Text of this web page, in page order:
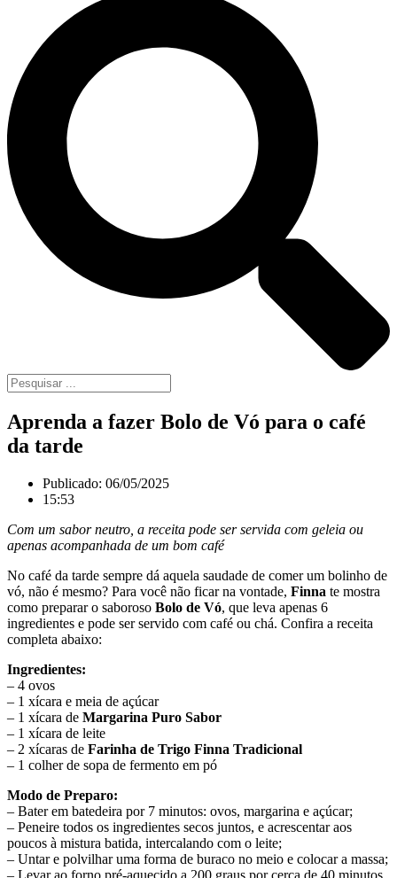
Aprenda a fazer Bolo de Vó para o café
da tarde
Publicado: 06/05/2025
15:53
Com um sabor neutro, a receita pode ser servida com geleia ou
apenas acompanhada de um bom café
No café da tarde sempre dá aquela saudade de comer um bolinho de
vó, não é mesmo? Para você não ficar na vontade, Finna te mostra
como preparar o saboroso Bolo de Vó, que leva apenas 6
ingredientes e pode ser servido com café ou chá. Confira a receita
completa abaixo:
Ingredientes:
– 4 ovos
– 1 xícara e meia de açúcar
– 1 xícara de Margarina Puro Sabor
– 1 xícara de leite
– 2 xícaras de Farinha de Trigo Finna Tradicional
– 1 colher de sopa de fermento em pó
Modo de Preparo:
– Bater em batedeira por 7 minutos: ovos, margarina e açúcar;
– Peneire todos os ingredientes secos juntos, e acrescentar aos
poucos à mistura batida, intercalando com o leite;
– Untar e polvilhar uma forma de buraco no meio e colocar a massa;